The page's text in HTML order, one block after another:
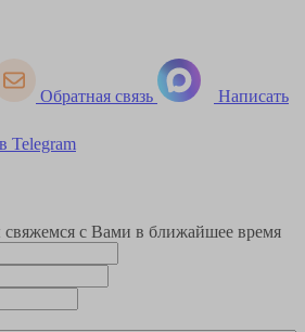
Обратная связь Написать
Telegram
с Вами в ближайшее время